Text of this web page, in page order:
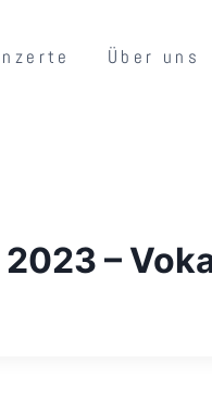
Über uns
–